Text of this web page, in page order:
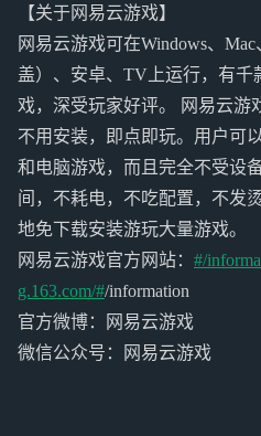
【关于网易云游戏】
网易云游戏可在Windows、
盖）、安卓、TV上运行，有
戏，深受玩家好评。 网易云游
不用安装，即点即玩。用户可
和电脑游戏，而且完全不受设
间，不耗电，不吃配置，不发
地免下载安装游玩大量游戏。
网易云游戏官方网站： #/
g.163.com/#/information
官方微博：网易云游戏
微信公众号：网易云游戏